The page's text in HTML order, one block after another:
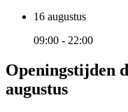
16 augustus
09:00 - 22:00
Openingstijden
augustus